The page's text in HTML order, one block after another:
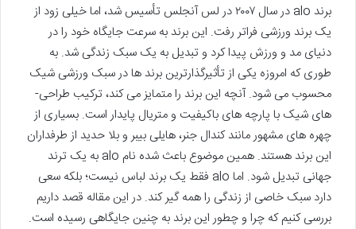
برند alo در سال ۲۰۰۷ در لس آنجلس تأسیس شد، اما خیلی زود از
یک برند ورزشی فراتر رفت. این برند به سرعت جایگاه خود را در
دنیای مد و ورزش پیدا کرد و تبدیل به یک سبک زندگی شد. به
طوری که امروزه یکی از تأثیرگذارترین برند ها در سبک ورزشی شیک
محسوب می شود. آنچه این برند را متمایز می کند، ترکیب طراحی­
های شیک با پارچه های باکیفیت و متریال پایدار است. بسیاری از
چهره های مشهور مانند کندال جنر، هایلی بیبر و بلا حدید از طرفداران
این برند هستند. همین موضوع باعث شده نام alo به یک ترند
جهانی تبدیل شود. اما alo فقط یک برند لباس نیست؛ بلکه سعی
دارد سبک خاصی از زندگی را همه گیر کند. در این مقاله قصد داریم
بررسی کنیم که چرا و چطور این برند به چنین جایگاهی رسیده است.